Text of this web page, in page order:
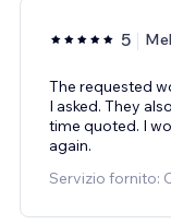
5
The requested
I asked. They
time quoted. I
again.
Servizio fornito: